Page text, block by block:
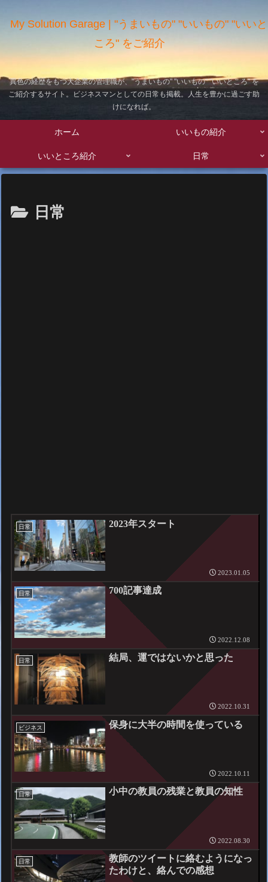
My Solution Garage | "うまいもの" "いいもの" "いいと
ころ" をご紹介
異色の経歴をもつ大企業の管理職が、"うまいもの" "いいもの" "いいところ" を
ご紹介するサイト。ビジネスマンとしての日常も掲載。人生を豊かに過ごす助
けになれば。
ホーム いいもの紹介
いいところ紹介 日常
日常
日常 2023年スタート
2023.01.05
日常 700記事達成
2022.12.08
日常 結局、運ではないかと思った
2022.10.31
ビジネス 保身に大半の時間を使っている
2022.10.11
日常 小中の教員の残業と教員の知性
2022.08.30
日常
教師のツイートに絡むようになっ
たわけと、絡んでの感想